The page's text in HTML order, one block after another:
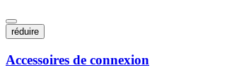
réduire
Accessoires de connexion